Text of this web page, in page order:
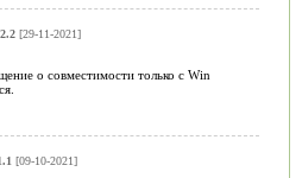
[29-11-2021]
о совместимости только с Win
[09-10-2021]